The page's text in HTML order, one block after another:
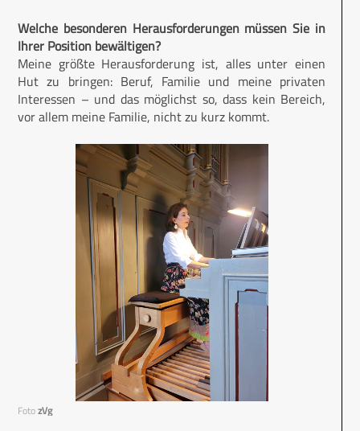
Welche besonderen Herausforderungen müssen Sie in
Ihrer Position bewältigen?
Meine größte Herausforderung ist, alles unter einen
Hut zu bringen: Beruf, Familie und meine privaten
Interessen – und das möglichst so, dass kein Bereich,
vor allem meine Familie, nicht zu kurz kommt.
FotozVg